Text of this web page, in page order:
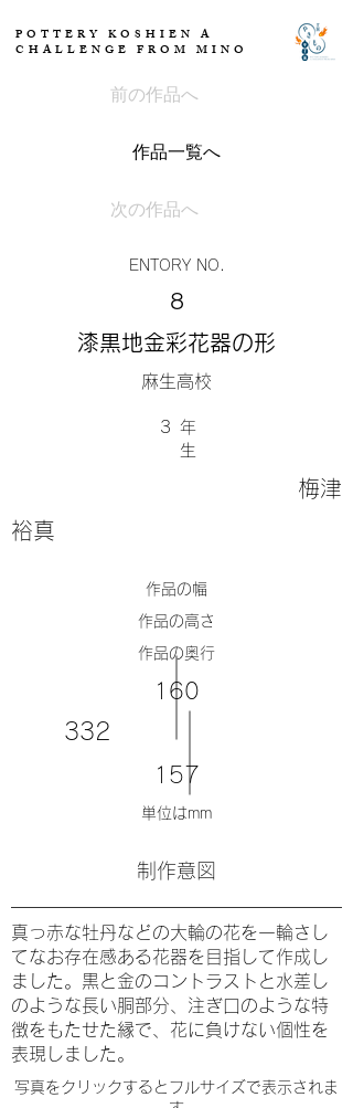
POTTERY KOSHIEN A
CHALLENGE FROM MINO
前の作品へ
作品一覧へ
次の作品へ
ENTORY NO.
8
漆黒地金彩花器の形
麻生高校
​年
生
3
梅津
裕真
​作品の幅
​作品の高さ
​作品の奥行
160
332
157
単位はmm
​制作意図
真っ赤な牡丹などの大輪の花を一輪さし
てなお存在感ある花器を目指して作成し
ました。黒と金のコントラストと水差し
のような長い胴部分、注ぎ口のような特
徴をもたせた縁で、花に負けない個性を
表現しました。
​写真をクリックするとフルサイズで表示されま